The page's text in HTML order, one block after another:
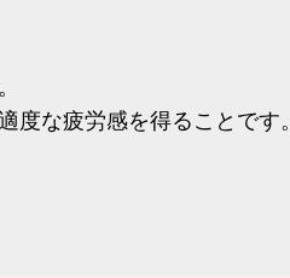
な疲労感を得ることです。